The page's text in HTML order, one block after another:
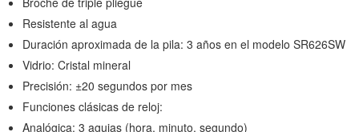
Resistente al agua
Duración aproximada de la pila: 3 años en el modelo SR626SW
Vidrio: Cristal mineral
Precisión: ±20 segundos por mes
Funciones clásicas de reloj:
Analógica: 3 agujas (hora, minuto, segundo)